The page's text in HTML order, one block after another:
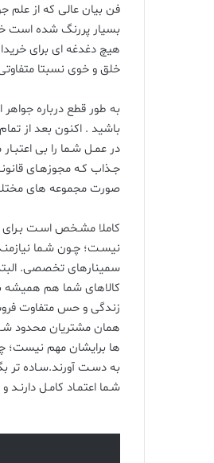
فن بیان عالی که از علم
بسیار پررنگ شده است
هیچ دغدغه ای برای
خلق و خوی نسبتا
به طور قطع درباره
باشید . اکنون بعد از
در عمـل شـما را بی
جـذاب کـه مجوزهـای
صورت مجموعه های
کاملا مشـخص اسـت بـرای
نیسـت؛ چـون شـما
سمینارهای تخصصی.
کالاهای شما هم همیشه
زندگی و حس متفاوت
همان مشتریان محدود
ها برایشان مهم نیست؛
به دسـت آورند.سـاده تر
شـما اعتمـاد کامـل